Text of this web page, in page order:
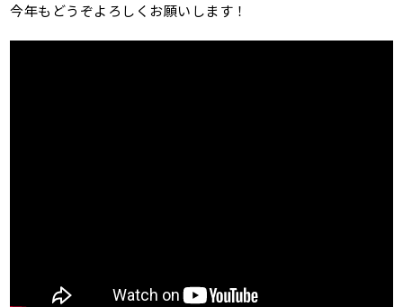
今年もどうぞよろしくお願いします！